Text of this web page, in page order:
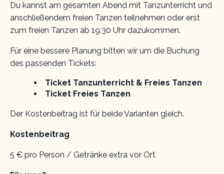
Du kannst am gesamten Abend mit Tanzunterricht und
anschließendem freien Tanzen teilnehmen oder erst
zum freien Tanzen ab 19:30 Uhr dazukommen.
Für eine bessere Planung bitten wir um die Buchung
des passenden Tickets:
Ticket Tanzunterricht & Freies Tanzen
Ticket Freies Tanzen
Der Kostenbeitrag ist für beide Varianten gleich.
Kostenbeitrag
5 € pro Person / Getränke extra vor Ort